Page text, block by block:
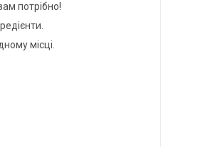
потрібно!
місці.